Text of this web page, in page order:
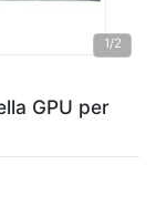
1/2
GPU per